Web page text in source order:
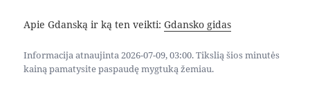
Apie Gdanską ir ką ten veikti:Gdansko gidas
Informacija atnaujinta 2026-07-09, 03:00. Tikslią šios minutės
kainą pamatysite paspaudę mygtuką žemiau.